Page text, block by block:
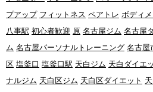
プアップ フィットネス ペアトレ ボディ
八事駅 初心者歓迎 原 名古屋ジム 名古屋
ム 名古屋パーソナルトレーニング 名古屋
区 塩釜口 塩釜口駅 天白ジム 天白ダイエ
ナルジム 天白区ジム 天白区ダイエット